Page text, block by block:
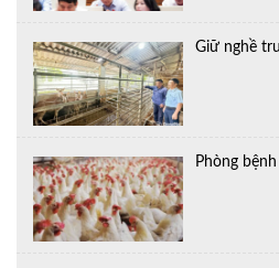
Giữ nghề
Phòng